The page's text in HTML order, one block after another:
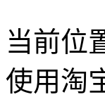
当前位
使用淘